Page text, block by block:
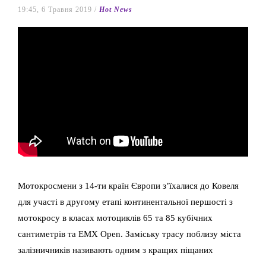
19:45, 6 Травня 2019 / Hot News
Мотокросмени з 14-ти країн Європи з’їхалися до Ковеля
для участі в другому етапі континентальної першості з
мотокросу в класах мотоциклів 65 та 85 кубічних
сантиметрів та EMX Open. Заміську трасу поблизу міста
залізничників називають одним з кращих піщаних